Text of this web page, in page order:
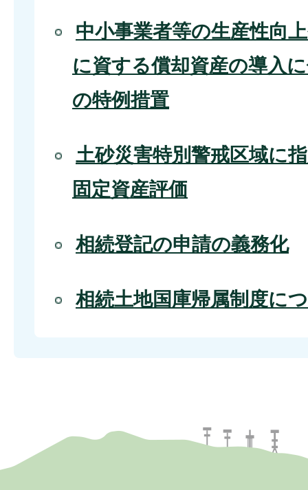
中小事業者等の生産性向
に資する償却資産の導入
の特例措置
土砂災害特別警戒区域に
固定資産評価
相続登記の申請の義務化
相続土地国庫帰属制度に